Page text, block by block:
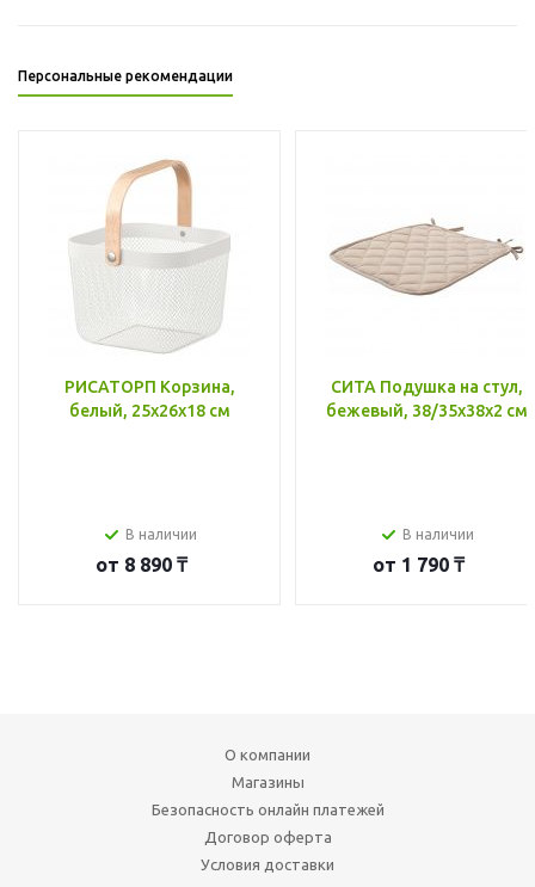
Персональные рекомендации
РИСАТОРП Корзина,
белый, 25x26x18 см
В наличии
от 8 890 ₸
СИТА Подушка на стул,
бежевый, 38/35x38x2 см
В наличии
от 1 790 ₸
О компании
Магазины
Безопасность онлайн платежей
Договор оферта
Условия доставки